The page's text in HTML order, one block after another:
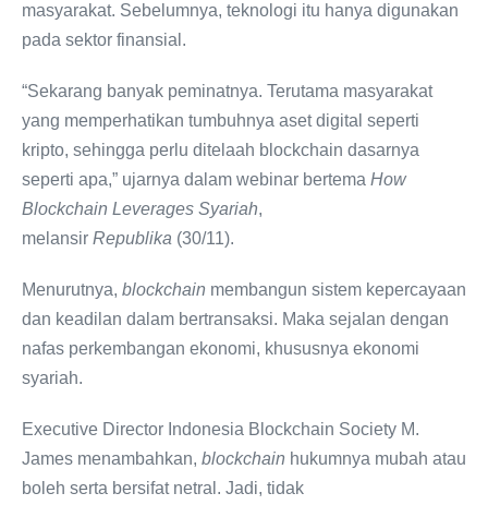
masyarakat. Sebelumnya, teknologi itu hanya digunakan
pada sektor finansial.
“Sekarang banyak peminatnya. Terutama masyarakat
yang memperhatikan tumbuhnya aset digital seperti
kripto, sehingga perlu ditelaah blockchain dasarnya
seperti apa,” ujarnya dalam webinar bertema How
Blockchain Leverages Syariah,
melansir Republika (30/11).
Menurutnya, blockchain membangun sistem kepercayaan
dan keadilan dalam bertransaksi. Maka sejalan dengan
nafas perkembangan ekonomi, khususnya ekonomi
syariah.
Executive Director Indonesia Blockchain Society M.
James menambahkan, blockchain hukumnya mubah atau
boleh serta bersifat netral. Jadi, tidak